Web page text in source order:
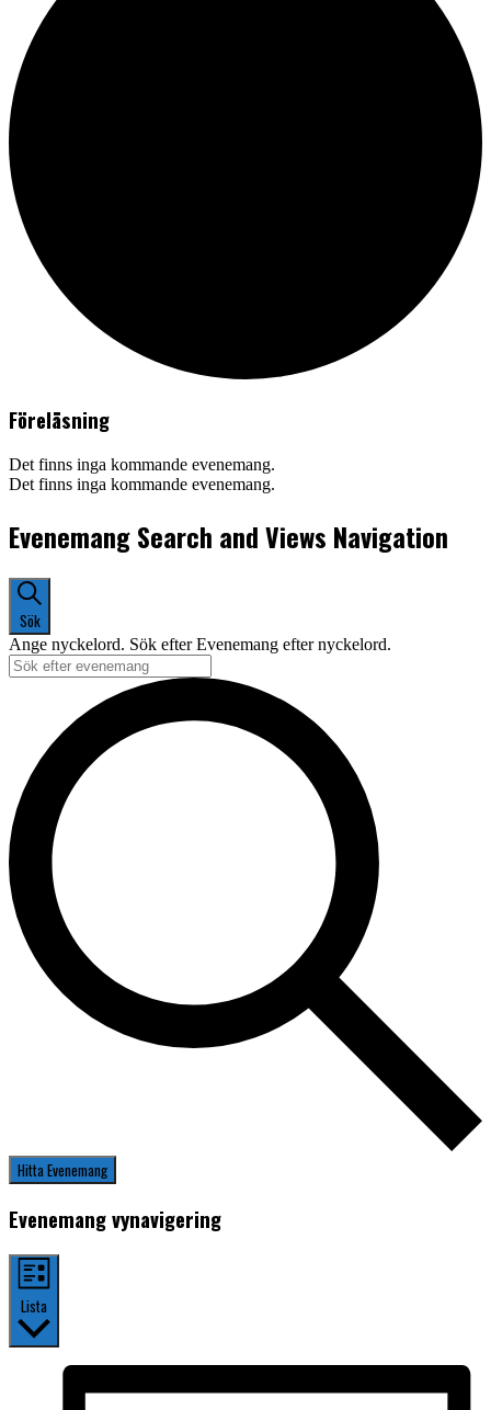
Föreläsning
Det finns inga kommande evenemang.
Det finns inga kommande evenemang.
Evenemang Search and Views Navigation
Sök
Ange nyckelord. Sök efter Evenemang efter nyckelord.
Hitta Evenemang
Evenemang vynavigering
Lista